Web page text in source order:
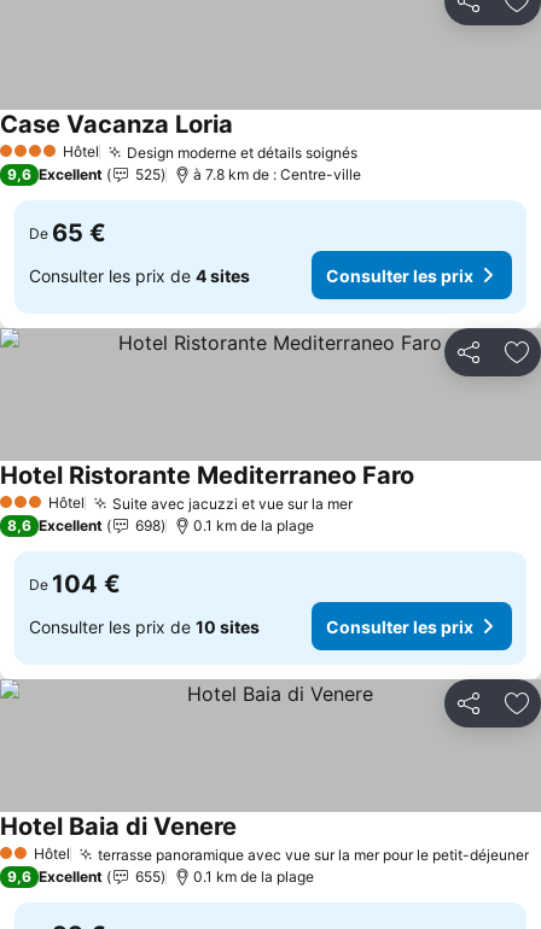
Partager
4 Étoiles Hôtel Design moderne et détails soignésConsulter les prix
Case Vacanza Loria
9,6 Excellent 525 à 7.8 km de : Centre-ville
De 65 €
Consulter les prix de 4 sites Consulter les prix
Partager
3 ÉtoilesHôtel Suite avec jacuzzi et vue sur la merConsulter les prix
Hotel Ristorante Mediterraneo Faro
8,6 Excellent 698 0.1 km de la plage
De 104 €
Consulter les prix de 10 sites Consulter les prix
Partager
2 Étoiles
Hôtel terrasse panoramique avec vue sur la mer pour le petit-déjeuner
Hotel Baia di Venere
9,6 Excellent 655 0.1 km de la plage